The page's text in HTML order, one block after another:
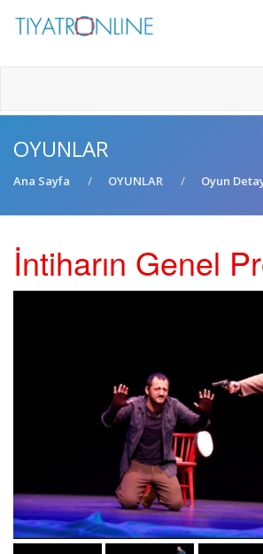
OYUNLAR
Ana Sayfa OYUNLAR Oyun
İntiharın Genel